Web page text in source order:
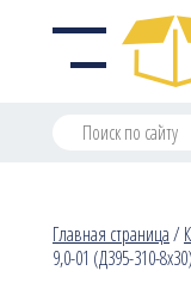
Главная страница/
9,0-01 (Д395-310-